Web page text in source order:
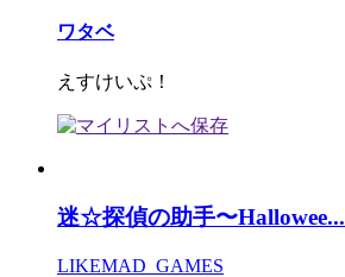
ワタベ
えすけいぷ！
迷☆探偵の助手〜Hallowee...
LIKEMAD_GAMES